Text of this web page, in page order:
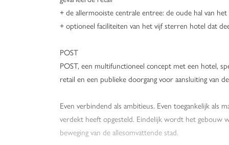
+ de allermooiste centrale entree: de oude hal van
+ optioneel faciliteiten van het vijf sterren hotel dat
POST
POST, een multifunctioneel concept met een hotel,
retail en een publieke doorgang voor aansluiting van
Even verbindend als ambitieus. Even toegankelijk als
verdekt heeft opgesteld. Eindelijk wordt het gebouw
beweging van de allesomvattende stad.